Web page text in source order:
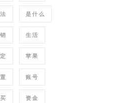
是什么
生活
苹果
账号
资金